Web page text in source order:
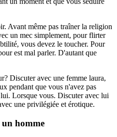
Avant même pas traîner la religion
un mec simplement, pour flirter
vous devez le toucher. Pour
est mal parler. D'autant que
Discuter avec une femme laura,
pendant que vous n'avez pas
Lorsque vous. Discuter avec lui
une privilégiée et érotique.
homme